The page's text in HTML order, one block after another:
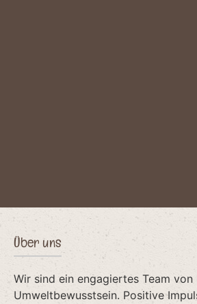
Über uns
Wir sind ein engagiertes Team
Umweltbewusstsein. Positive